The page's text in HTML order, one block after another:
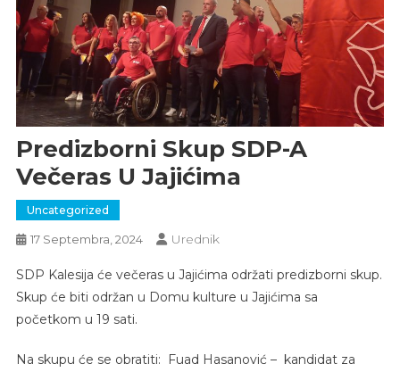
Predizborni Skup SDP-A
Večeras U Jajićima
Uncategorized
17 Septembra, 2024 Urednik
SDP Kalesija će večeras u Jajićima održati predizborni skup.
Skup će biti održan u Domu kulture u Jajićima sa
početkom u 19 sati.
Na skupu će se obratiti: Fuad Hasanović – kandidat za